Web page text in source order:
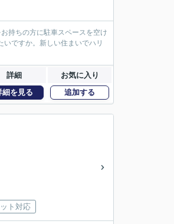
持ちの方に駐車スペースを空け
ですか。新しい住まいでハリ
詳細 お気に入り
細を見る 追加する
ト対応